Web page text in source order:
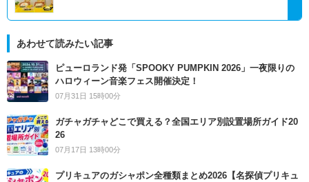
あわせて読みたい記事
ピューロランド発「SPOOKY PUMPKIN 2026」一夜限りの
ハロウィーン音楽フェス開催決定！
07月31日 15時00分
ガチャガチャどこで買える？全国エリア別設置場所ガイド20
26
07月17日 13時00分
プリキュアのガシャポン全種類まとめ2026【名探偵プリキュ